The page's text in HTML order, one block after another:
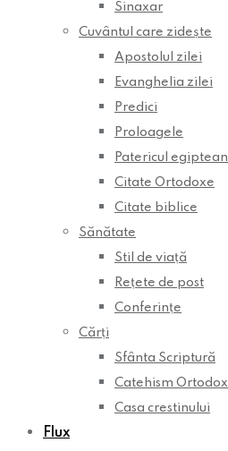
Sinaxar
Cuvântul care zidește
Apostolul zilei
Evanghelia zilei
Predici
Proloagele
Patericul egiptean
Citate Ortodoxe
Citate biblice
Sănătate
Stil de viață
Rețete de post
Conferințe
Cărți
Sfânta Scriptură
Catehism Ortodox
Casa crestinului
Flux